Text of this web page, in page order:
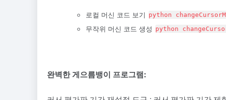
로컬 머신 코드 보기 python
무작위 머신 코드 생성 python
완벽한 게으름뱅이 프로그램: